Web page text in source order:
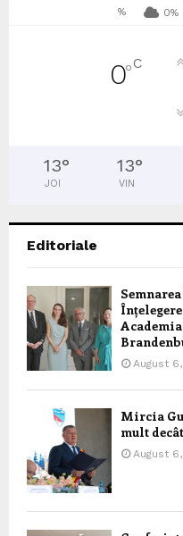
% 0%
0°C
13°
JOI
13°
VIN
Editoriale
August
Mircia
mult
August